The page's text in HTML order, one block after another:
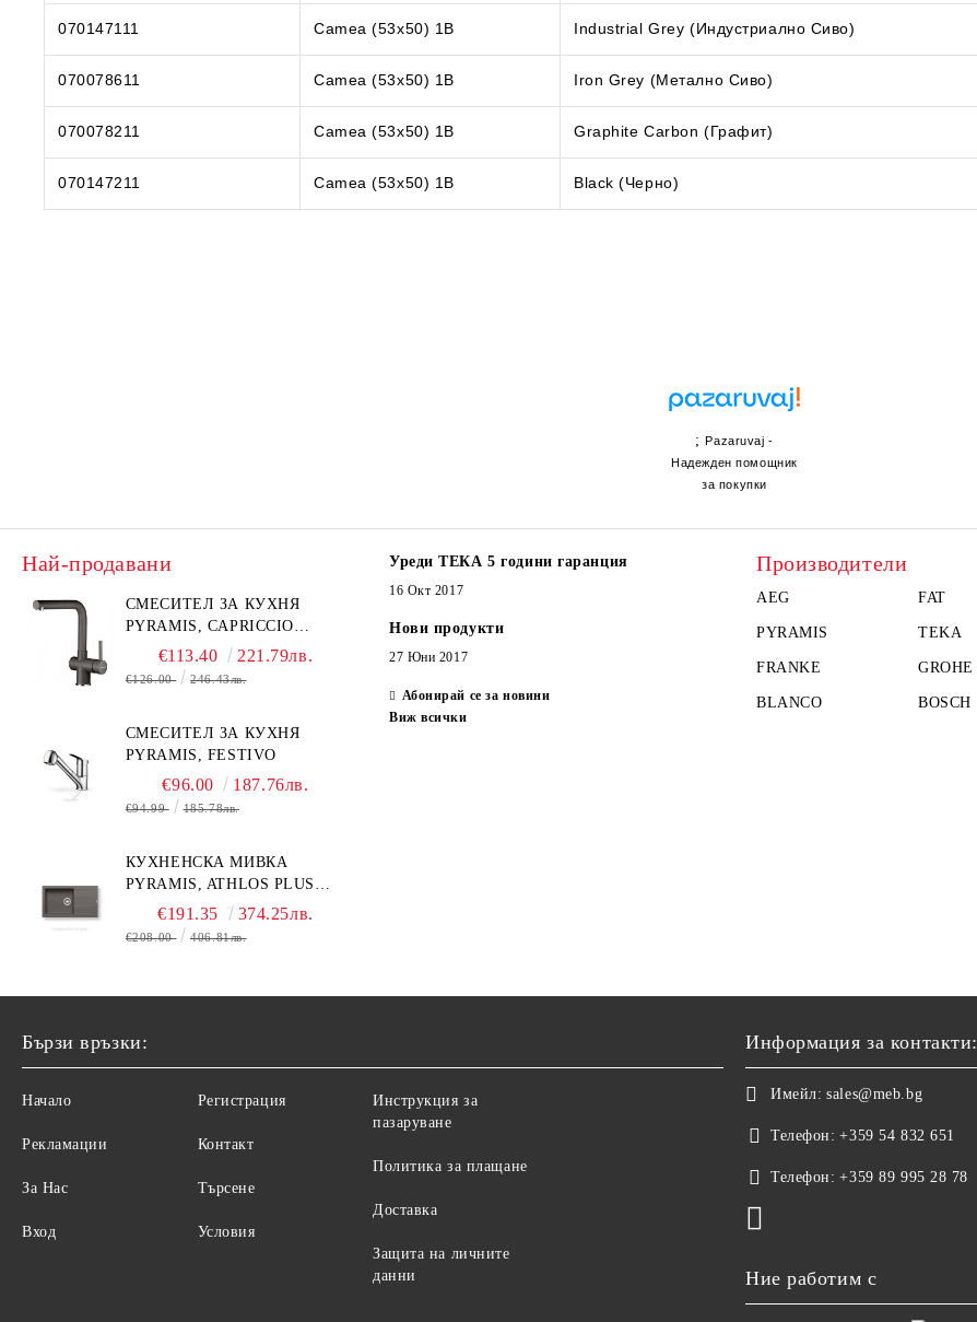
070147111 Camea (53x50) 1B Industrial Grey (Индустриално Сиво)
070078611 Camea (53x50) 1B Iron Grey (Метално Сиво)
070078211 Camea (53x50) 1B Graphite Carbon (Графит)
070147211 Camea (53x50) 1B Black (Черно)
;Pazaruvaj -
Надежден помощник
за покупки
Най-продавани
СМЕСИТЕЛ ЗА КУХНЯ
PYRAMIS, CAPRICCIO
PYRAGRANITE
€113.40 221.79лв.
€126.00 246.43лв.
СМЕСИТЕЛ ЗА КУХНЯ
PYRAMIS, FESTIVO
€96.00 187.76лв.
€94.99 185.78лв.
КУХНЕНСКА МИВКА
PYRAMIS, ATHLOS PLUS
(86X50) 1B 1D
€191.35 374.25лв.
€208.00 406.81лв.
Уреди ТЕКА 5 години гаранция
16 Окт 2017
Нови продукти
27 Юни 2017
Абонирай се за новини
Виж всички
Производители
AEG FAT
PYRAMIS TEKA
FRANKE GROHE
BLANCO BOSCH
Бързи връзки:
Начало
Рекламации
За Нас
Вход
Регистрация
Контакт
Търсене
Условия
Инструкция за
пазаруване
Политика за плащане
Доставка
Защита на личните
данни
Информация за контакти:
Имейл: sales@meb.bg
Телефон: +359 54 832 651
Телефон: +359 89 995 28 78
Ние работим с